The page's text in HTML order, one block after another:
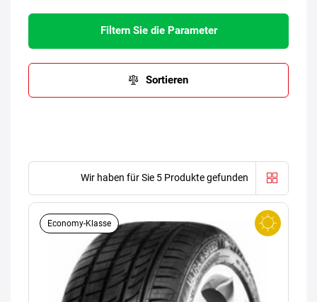
Filtern Sie die Parameter
Sortieren
Wir haben für Sie 5 Produkte gefunden
Economy-Klasse